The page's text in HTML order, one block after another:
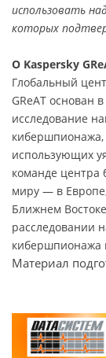
использовать
которых
О Kaspersky
Глобальный
GReAT основан
исследование
кибершпионажа,
использующих
команде центра
миру — в
Ближнем
расследовании
кибершпионажа
Материал